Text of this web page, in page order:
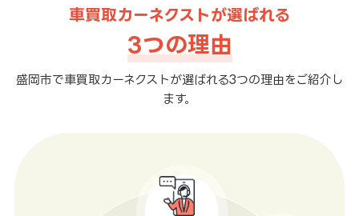
車買取カーネクストが選ばれる
3つの理由
盛岡市で車買取カーネクストが選ばれる3つの理由をご紹介し
ます。